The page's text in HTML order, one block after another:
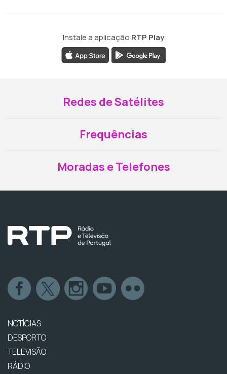
Instale a aplicação RTP Play
Redes de Satélites
Frequências
Moradas e Telefones
NOTÍCIAS
DESPORTO
TELEVISÃO
RÁDIO